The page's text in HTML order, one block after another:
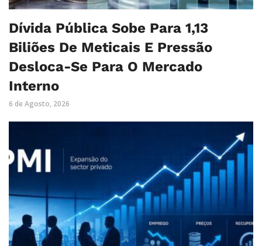
Dívida Pública Sobe Para 1,13
Biliões De Meticais E Pressão
Desloca-Se Para O Mercado
Interno
6 de Agosto, 2026